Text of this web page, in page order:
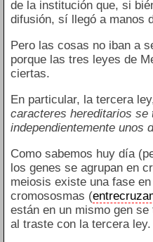
de la institución que, si
difusión, sí llegó a manos
Pero las cosas no iban a
porque las tres leyes de
ciertas.
En particular, la tercera
caracteres hereditarios se
independientemente unos
Como sabemos huy día
los genes se agrupan en
meiosis existe una fase
cromososmas (
están en un mismo gen
al traste con la tercera ley.